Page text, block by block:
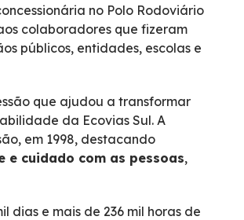
no Polo Rodoviário
colaboradores que fizeram
públicos, entidades, escolas e
que ajudou a transformar
da Ecovias Sul. A
em 1998, destacando
cuidado com as pessoas,
dias e mais de 236 mil horas de